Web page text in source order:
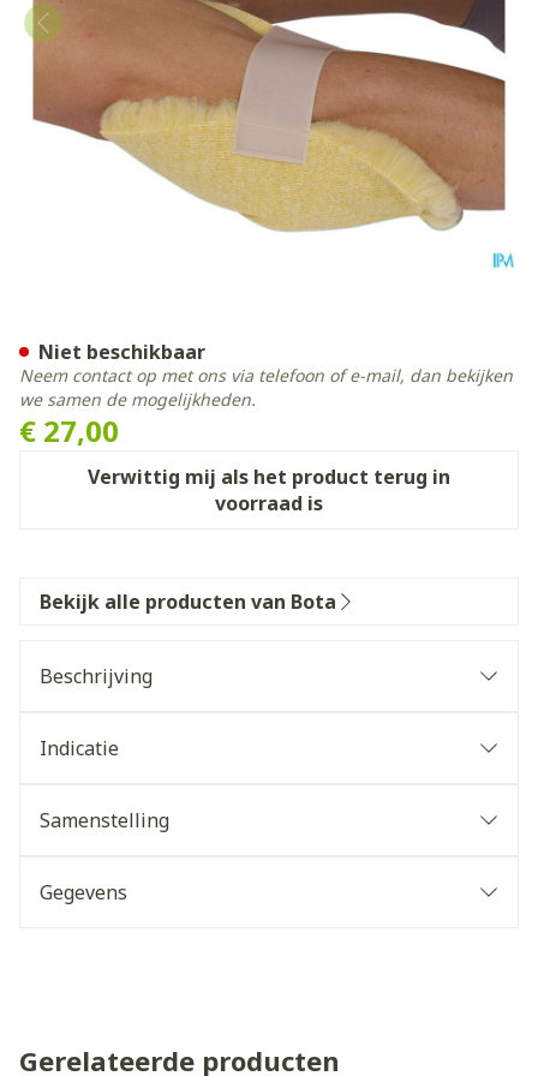
€ 27,00
Verwittig mij als het product terug in
voorraad is
Niet beschikbaar
Neem contact op met ons via telefoon of e-mail, dan bekijken
we samen de mogelijkheden.
Bekijk alle producten van Bota
Beschrijving
Indicatie
Samenstelling
Gegevens
Gerelateerde producten